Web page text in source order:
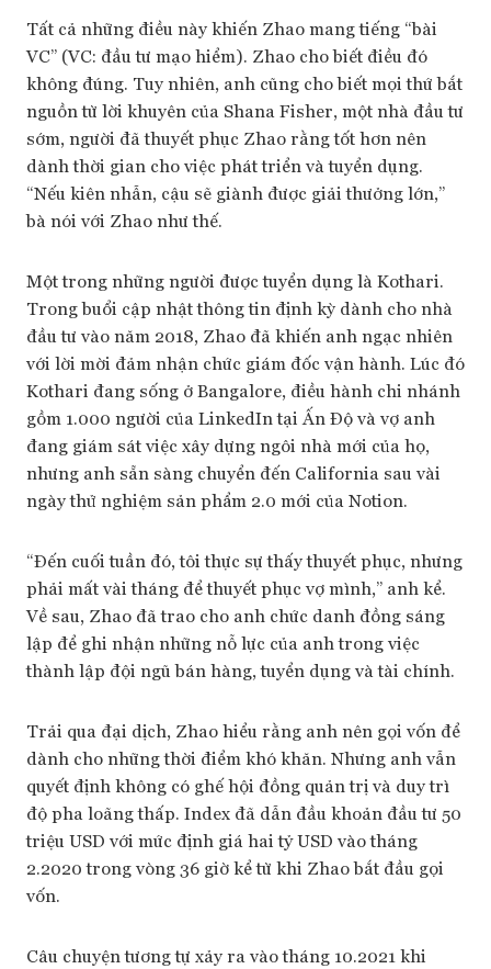
Tất cả những điều này khiến Zhao mang tiếng “bài
VC” (VC: đầu tư mạo hiểm). Zhao cho biết điều đó
không đúng. Tuy nhiên, anh cũng cho biết mọi thứ bắt
nguồn từ lời khuyên của Shana Fisher, một nhà đầu tư
sớm, người đã thuyết phục Zhao rằng tốt hơn nên
dành thời gian cho việc phát triển và tuyển dụng.
“Nếu kiên nhẫn, cậu sẽ giành được giải thưởng lớn,”
bà nói với Zhao như thế.
Một trong những người được tuyển dụng là Kothari.
Trong buổi cập nhật thông tin định kỳ dành cho nhà
đầu tư vào năm 2018, Zhao đã khiến anh ngạc nhiên
với lời mời đảm nhận chức giám đốc vận hành. Lúc đó
Kothari đang sống ở Bangalore, điều hành chi nhánh
gồm 1.000 người của LinkedIn tại Ấn Độ và vợ anh
đang giám sát việc xây dựng ngôi nhà mới của họ,
nhưng anh sẵn sàng chuyển đến California sau vài
ngày thử nghiệm sản phẩm 2.0 mới của Notion.
“Đến cuối tuần đó, tôi thực sự thấy thuyết phục, nhưng
phải mất vài tháng để thuyết phục vợ mình,” anh kể.
Về sau, Zhao đã trao cho anh chức danh đồng sáng
lập để ghi nhận những nỗ lực của anh trong việc
thành lập đội ngũ bán hàng, tuyển dụng và tài chính.
Trải qua đại dịch, Zhao hiểu rằng anh nên gọi vốn để
dành cho những thời điểm khó khăn. Nhưng anh vẫn
quyết định không có ghế hội đồng quản trị và duy trì
độ pha loãng thấp. Index đã dẫn đầu khoản đầu tư 50
triệu USD với mức định giá hai tỷ USD vào tháng
2.2020 trong vòng 36 giờ kể từ khi Zhao bắt đầu gọi
vốn.
Câu chuyện tương tự xảy ra vào tháng 10.2021 khi